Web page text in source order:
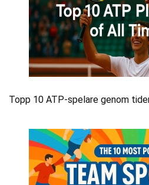
Topp 10 ATP-spelare genom